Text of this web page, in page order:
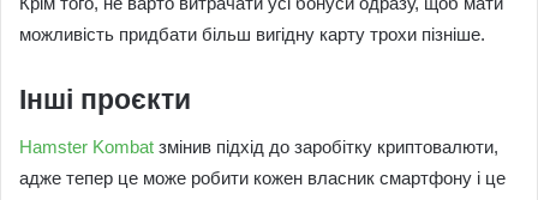
можливість придбати більш вигідну карту трохи пізніше.
Інші проєкти
Hamster Kombat змінив підхід до заробітку криптовалюти,
адже тепер це може робити кожен власник смартфону і це